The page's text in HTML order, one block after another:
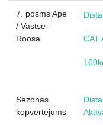
7. posms Ape
/ Vastse-
Roosa
CAT
Sezonas
kopvērtējums